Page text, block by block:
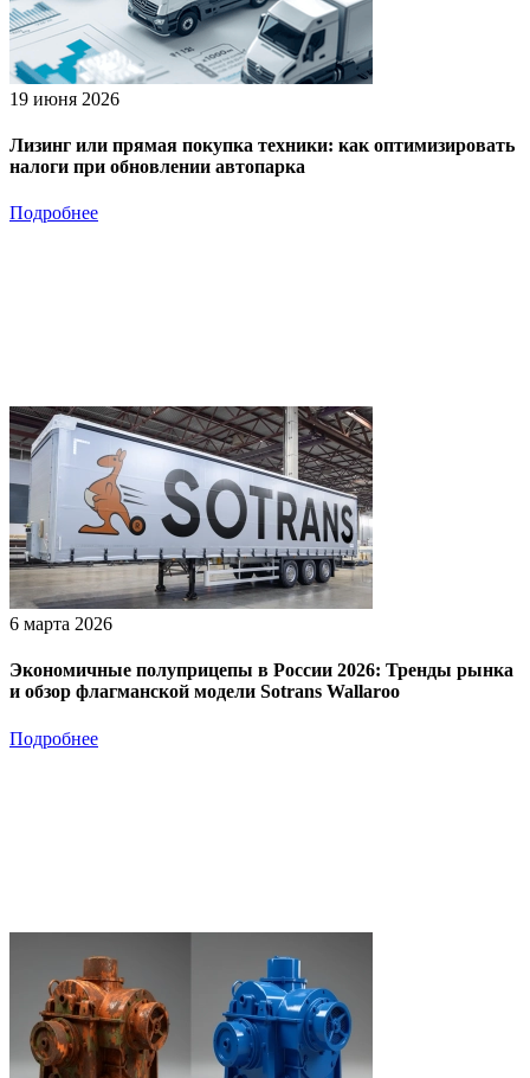
19 июня 2026
Лизинг или прямая покупка техники: как оптимизировать
налоги при обновлении автопарка
Подробнее
6 марта 2026
Экономичные полуприцепы в России 2026: Тренды рынка
и обзор флагманской модели Sotrans Wallaroo
Подробнее